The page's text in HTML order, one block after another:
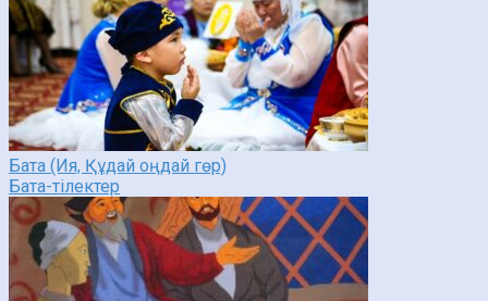
Бата (Ия, Құдай оңдай гөр)
Бата-тілектер